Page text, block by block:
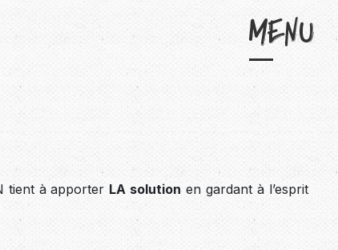
Menu
tient à apporter LA solution en gardant à l’esprit